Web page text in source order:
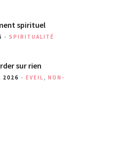
spirituel
- SPIRITUALITÉ
sur rien
2026 - EVEIL , NON-